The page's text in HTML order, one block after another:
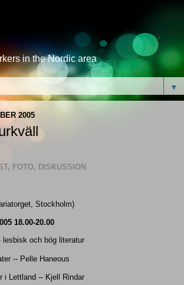
in the Nordic area
▼
2005
FOTO, DISKUSSION
Stockholm)
18.00-20.00
lesbisk och bög literatur
-- Pelle Haneous
i Lettland -- Kjell Rindar